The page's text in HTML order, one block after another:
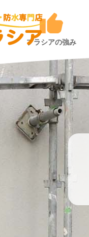
プラシアの強み